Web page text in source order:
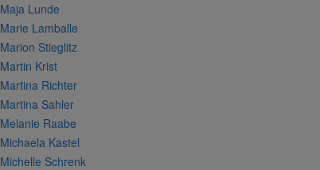
Maja Lunde
Marie Lamballe
Marion Stieglitz
Martin Krist
Martina Richter
Martina Sahler
Melanie Raabe
Michaela Kastel
Michelle Schrenk